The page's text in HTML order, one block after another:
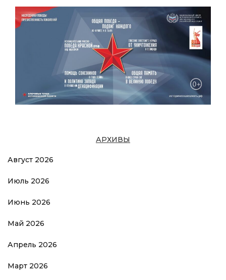
АРХИВЫ
Август 2026
Июль 2026
Июнь 2026
Май 2026
Апрель 2026
Март 2026